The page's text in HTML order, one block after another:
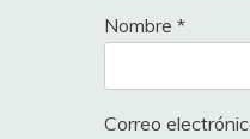
Nombre *
Correo